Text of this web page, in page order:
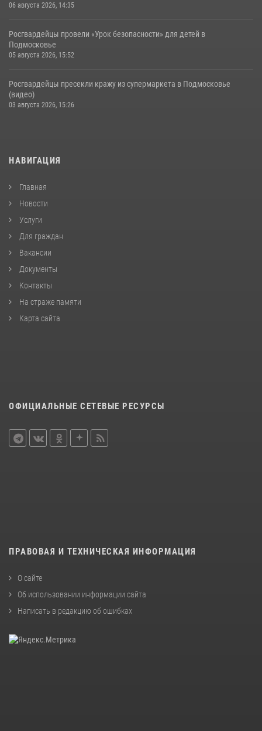
06 августа 2026, 14:35
Росгвардейцы провели «Урок безопасности» для детей в
Подмосковье
05 августа 2026, 15:52
Росгвардейцы пресекли кражу из супермаркета в Подмосковье
(видео)
03 августа 2026, 15:26
НАВИГАЦИЯ
Главная
Новости
Услуги
Для граждан
Вакансии
Документы
Контакты
На страже памяти
Карта сайта
ОФИЦИАЛЬНЫЕ СЕТЕВЫЕ РЕСУРСЫ
ПРАВОВАЯ И ТЕХНИЧЕСКАЯ ИНФОРМАЦИЯ
О сайте
Об использовании информации сайта
Написать в редакцию об ошибках